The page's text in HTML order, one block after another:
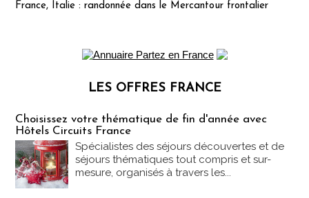
France, Italie : randonnée dans le Mercantour frontalier
LES OFFRES FRANCE
Choisissez votre thématique de fin d'année avec
Hôtels Circuits France
Spécialistes des séjours découvertes et de
séjours thématiques tout compris et sur-
mesure, organisés à travers les...